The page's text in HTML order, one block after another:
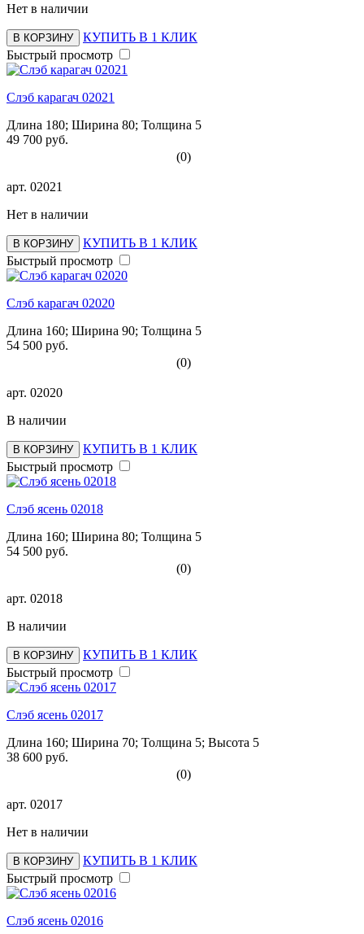
Нет в наличии
В КОРЗИНУ
КУПИТЬ В 1 КЛИК
Быстрый просмотр
Слэб карагач 02021
Длина 180; Ширина 80; Толщина 5
49 700 руб.
(0)
арт. 02021
Нет в наличии
В КОРЗИНУ
КУПИТЬ В 1 КЛИК
Быстрый просмотр
Слэб карагач 02020
Длина 160; Ширина 90; Толщина 5
54 500 руб.
(0)
арт. 02020
В наличии
В КОРЗИНУ
КУПИТЬ В 1 КЛИК
Быстрый просмотр
Слэб ясень 02018
Длина 160; Ширина 80; Толщина 5
54 500 руб.
(0)
арт. 02018
В наличии
В КОРЗИНУ
КУПИТЬ В 1 КЛИК
Быстрый просмотр
Слэб ясень 02017
Длина 160; Ширина 70; Толщина 5; Высота 5
38 600 руб.
(0)
арт. 02017
Нет в наличии
В КОРЗИНУ
КУПИТЬ В 1 КЛИК
Быстрый просмотр
Слэб ясень 02016